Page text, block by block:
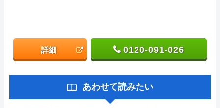
詳細 0120-091-026
あわせて読みたい